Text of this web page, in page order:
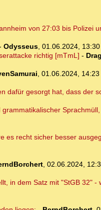
von 27:03 bis Polizei
Odysseus, 01.06.2024, 13:30
richtig [mTmL] -
, 01.06.2024, 14:23
dafür gesorgt hat, dass der
Sprachmüll,
es recht sicher besser
, 02.06.2024,
in dem Satz mit "StGB 32" -